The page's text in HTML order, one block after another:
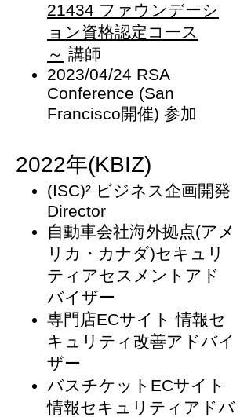
21434 ファウンデーシ
ョン資格認定コース
～ 講師
2023/04/24 RSA
Conference (San
Francisco開催) 参加
2022年(KBIZ)
(ISC)² ビジネス企画開発
Director
自動車会社海外拠点(アメ
リカ・カナダ)セキュリ
ティアセスメントアド
バイザー
専門店ECサイト 情報セ
キュリティ改善アドバイ
ザー
バスチケットECサイト
情報セキュリティアドバ